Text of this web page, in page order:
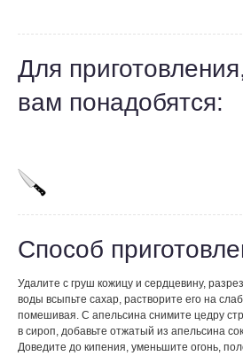
Для
вам понадобятся:
Способ
Удалите с груш кожицу и сердцевину,
воды всыпьте сахар, растворите его на
помешивая. С апельсина снимите цедру
в сироп, добавьте отжатый из апельсина
Доведите до кипения, уменьшите огонь,